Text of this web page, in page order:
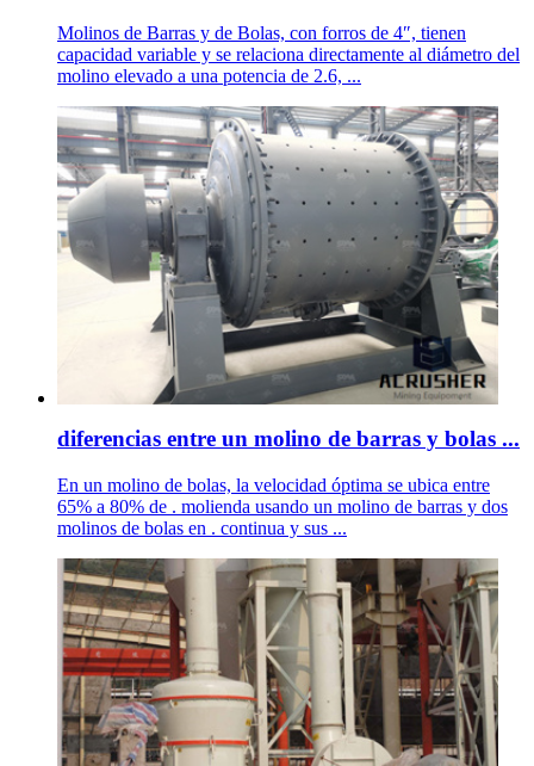
Molinos de Barras y de Bolas, con forros de 4″, tienen
capacidad variable y se relaciona directamente al diámetro del
molino elevado a una potencia de 2.6, ...
diferencias entre un molino de barras y bolas ...
En un molino de bolas, la velocidad óptima se ubica entre
65% a 80% de . molienda usando un molino de barras y dos
molinos de bolas en . continua y sus ...